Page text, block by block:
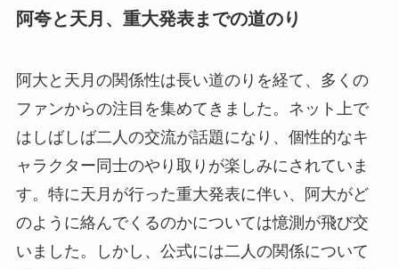
阿夸と天月、重大発表までの道のり
阿大と天月の関係性は長い道のりを経て、多くの
ファンからの注目を集めてきました。ネット上で
はしばしば二人の交流が話題になり、個性的なキ
ャラクター同士のやり取りが楽しみにされていま
す。特に天月が行った重大発表に伴い、阿大がど
のように絡んでくるのかについては憶測が飛び交
いました。しかし、公式には二人の関係について